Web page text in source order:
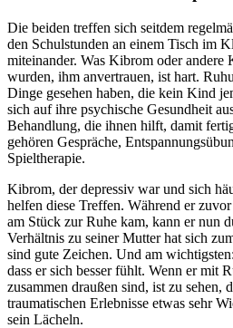
Die beiden treffen sich seitdem
den Schulstunden an einem Tisch im
miteinander. Was Kibrom oder andere
wurden, ihm anvertrauen, ist hart.
Dinge gesehen haben, die kein Kind
sich auf ihre psychische Gesundheit
Behandlung, die ihnen hilft, damit
gehören Gespräche,
Spieltherapie.
Kibrom, der depressiv war und sich
helfen diese Treffen. Während er
am Stück zur Ruhe kam, kann er nun
Verhältnis zu seiner Mutter hat sich
sind gute Zeichen. Und am
dass er sich besser fühlt. Wenn er mit
zusammen draußen sind, ist zu sehen,
traumatischen Erlebnisse etwas sehr
sein Lächeln.